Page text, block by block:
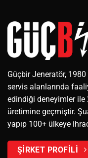
Güçbir Jeneratör, 1980
servis alanlarında
edindiği deneyimler ile
üretimine geçmiştir.
yapıp 100+ ülkeye
ŞİRKET PROFİLİ